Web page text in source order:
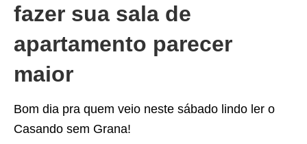
fazer sua sala de
apartamento parecer
maior
Bom dia pra quem veio neste sábado lindo ler o
Casando sem Grana!